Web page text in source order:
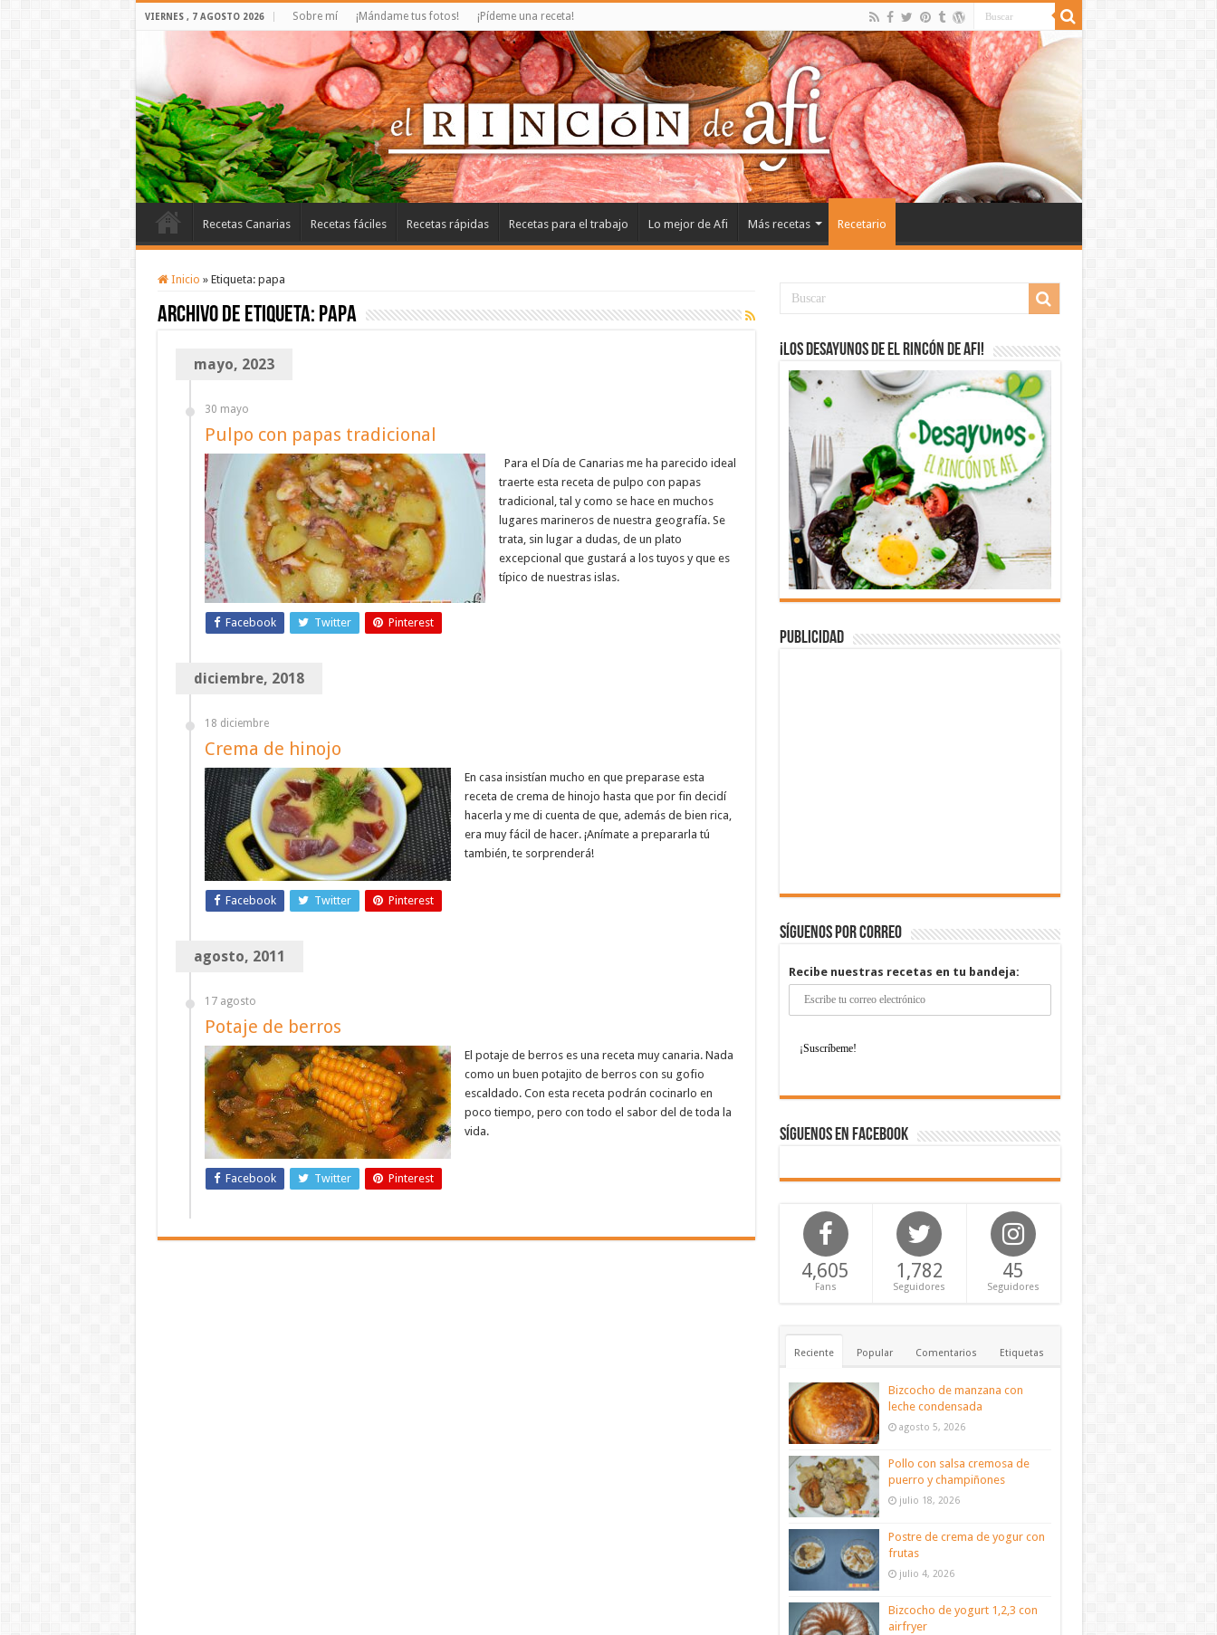
VIERNES , 7 AGOSTO 2026 Sobre mí ¡Mándame tus fotos! ¡Pídeme una receta!
Recetas Canarias Recetas fáciles Recetas rápidas Recetas para el trabajo Lo mejor de Afi Más recetas Recetario
Inicio » Etiqueta: papa
Archivo de etiqueta: papa
mayo, 2023
30 mayo
Pulpo con papas tradicional
Para el Día de Canarias me ha parecido ideal
traerte esta receta de pulpo con papas
tradicional, tal y como se hace en muchos
lugares marineros de nuestra geografía. Se
trata, sin lugar a dudas, de un plato
excepcional que gustará a los tuyos y que es
típico de nuestras islas.
Facebook Twitter Pinterest
diciembre, 2018
18 diciembre
Crema de hinojo
En casa insistían mucho en que preparase esta
receta de crema de hinojo hasta que por fin decidí
hacerla y me di cuenta de que, además de bien rica,
era muy fácil de hacer. ¡Anímate a prepararla tú
también, te sorprenderá!
Facebook Twitter Pinterest
agosto, 2011
17 agosto
Potaje de berros
El potaje de berros es una receta muy canaria. Nada
como un buen potajito de berros con su gofio
escaldado. Con esta receta podrán cocinarlo en
poco tiempo, pero con todo el sabor del de toda la
vida.
Facebook Twitter Pinterest
¡Los desayunos de El Rincón de Afi!
Publicidad
Síguenos por correo
Recibe nuestras recetas en tu bandeja:
Síguenos en Facebook
4,605
Fans
1,782
Seguidores
45
Seguidores
Reciente Popular Comentarios Etiquetas
Bizcocho de manzana con
leche condensada
agosto 5, 2026
Pollo con salsa cremosa de
puerro y champiñones
julio 18, 2026
Postre de crema de yogur con
frutas
julio 4, 2026
Bizcocho de yogurt 1,2,3 con
airfryer